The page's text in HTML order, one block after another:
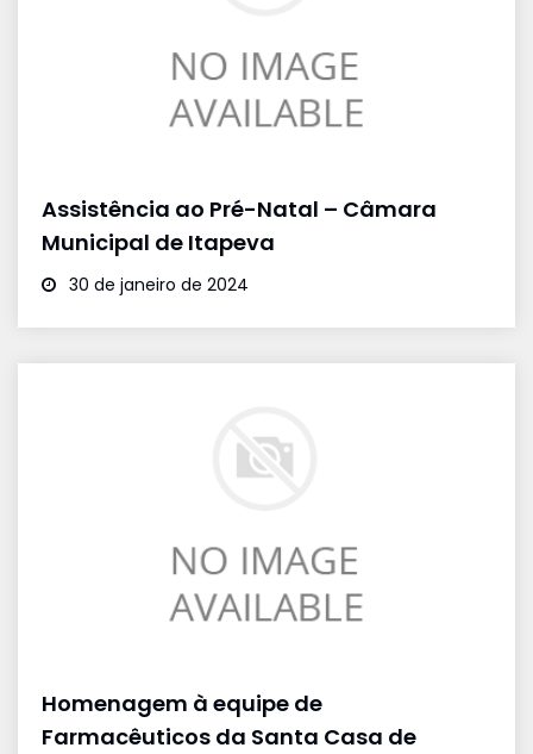
Assistência ao Pré-Natal – Câmara
Municipal de Itapeva
30 de janeiro de 2024
Homenagem à equipe de
Farmacêuticos da Santa Casa de